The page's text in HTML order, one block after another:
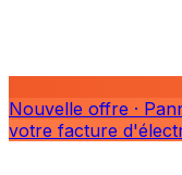
Nouvelle offre ·
votre facture